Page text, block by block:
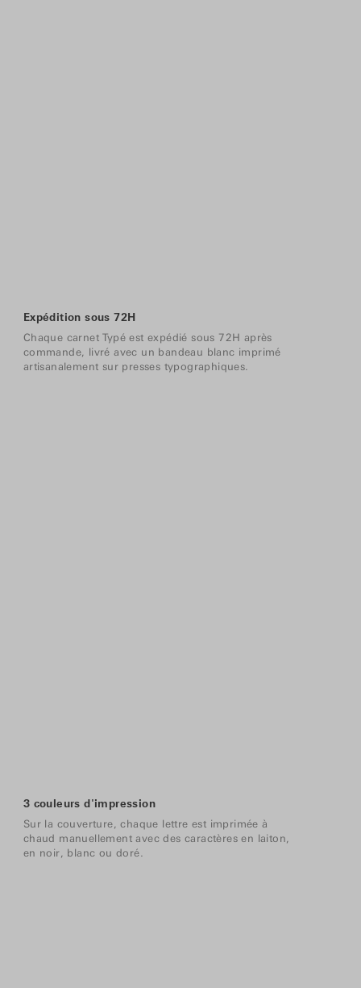
Expédition sous 72H
Chaque carnet Typé est expédié sous 72H après
commande, livré avec un bandeau blanc imprimé
artisanalement sur presses typographiques.
3 couleurs d'impression
Sur la couverture, chaque lettre est imprimée à
chaud manuellement avec des caractères en laiton,
en noir, blanc ou doré.